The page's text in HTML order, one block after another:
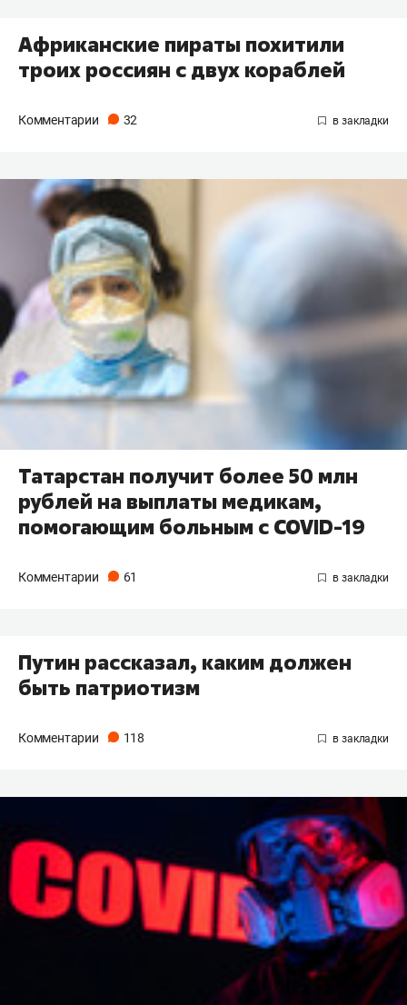
Африканские пираты похитили
троих россиян с двух кораблей
Комментарии 32
Татарстан получит более 50 млн
рублей на выплаты медикам,
помогающим больным с COVID-19
Комментарии 61
Путин рассказал, каким должен
быть патриотизм
Комментарии 118